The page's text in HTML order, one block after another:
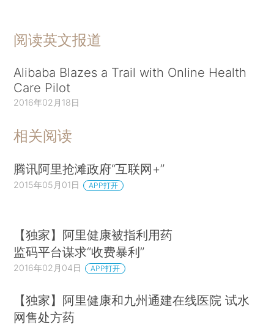
阅读英文报道
Alibaba Blazes a Trail with Online Health
Care Pilot
2016年02月18日
相关阅读
腾讯阿里抢滩政府“互联网+”
2015年05月01日 APP打开
【独家】阿里健康被指利用药
监码平台谋求“收费暴利”
2016年02月04日 APP打开
【独家】阿里健康和九州通建在线医院 试水
网售处方药